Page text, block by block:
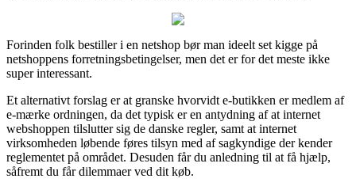
Forinden folk bestiller i en netshop bør man ideelt set kigge på
netshoppens forretningsbetingelser, men det er for det meste ikke
super interessant.
Et alternativt forslag er at granske hvorvidt e-butikken er medlem af
e-mærke ordningen, da det typisk er en antydning af at internet
webshoppen tilslutter sig de danske regler, samt at internet
virksomheden løbende føres tilsyn med af sagkyndige der kender
reglementet på området. Desuden får du anledning til at få hjælp,
såfremt du får dilemmaer ved dit køb.